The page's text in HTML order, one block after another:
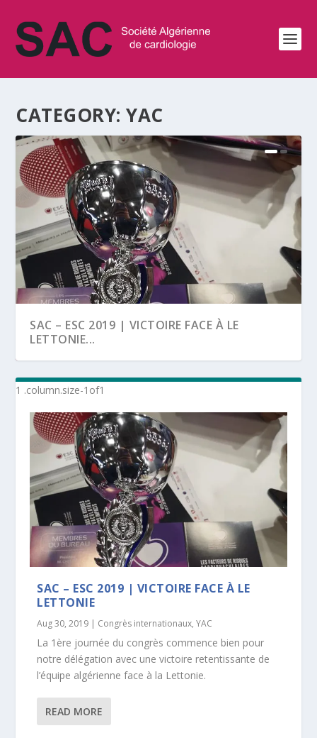
CATEGORY:YAC
SAC – ESC 2019 | VICTOIRE FACE À LE
LETTONIE...
YAC | APPEL À L’ADHÉSION
SAC – ESC 2019 | VICTOIRE FACE À LE
LETTONIE
Aug 30, 2019 | Congrès internationaux,YAC
La 1ère journée du congrès commence bien pour
notre délégation avec une victoire retentissante de
l’équipe algérienne face à la Lettonie.
READ MORE